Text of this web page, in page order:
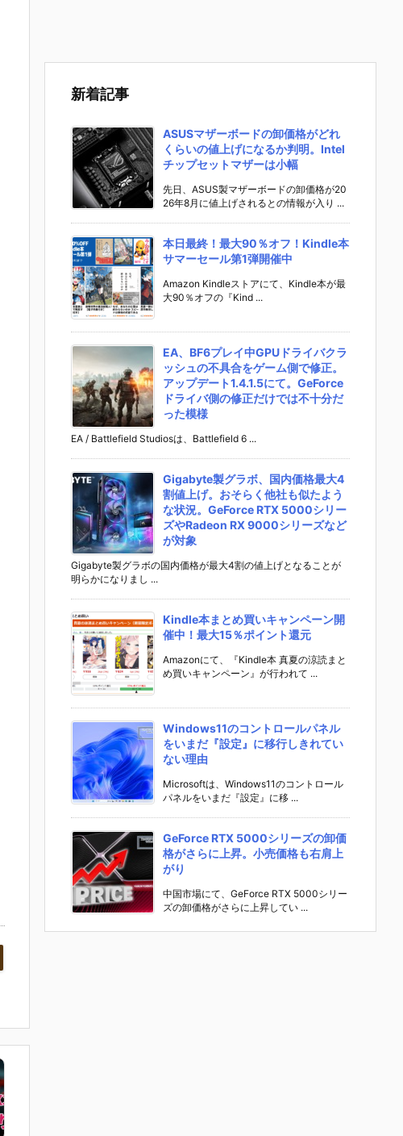
新着記事
ASUSマザーボードの卸価格がどれ
くらいの値上げになるか判明。Intel
チップセットマザーは小幅
先日、ASUS製マザーボードの卸価格が20
26年8月に値上げされるとの情報が入り ...
本日最終！最大90％オフ！Kindle本
サマーセール第1弾開催中
Amazon Kindleストアにて、Kindle本が最
大90％オフの『Kind ...
EA、BF6プレイ中GPUドライバクラ
ッシュの不具合をゲーム側で修正。
アップデート1.4.1.5にて。GeForce
ドライバ側の修正だけでは不十分だ
った模様
EA / Battlefield Studiosは、Battlefield 6 ...
Gigabyte製グラボ、国内価格最大4
割値上げ。おそらく他社も似たよう
な状況。GeForce RTX 5000シリー
ズやRadeon RX 9000シリーズなど
が対象
Gigabyte製グラボの国内価格が最大4割の値上げとなることが
明らかになりまし ...
Kindle本まとめ買いキャンペーン開
催中！最大15％ポイント還元
Amazonにて、『Kindle本 真夏の涼読まと
め買いキャンペーン』が行われて ...
Windows11のコントロールパネル
をいまだ『設定』に移行しきれてい
ない理由
Microsoftは、Windows11のコントロール
パネルをいまだ『設定』に移 ...
GeForce RTX 5000シリーズの卸価
格がさらに上昇。小売価格も右肩上
がり
中国市場にて、GeForce RTX 5000シリー
ズの卸価格がさらに上昇してい ...